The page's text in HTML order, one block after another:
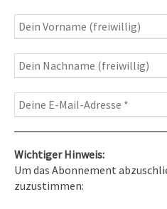
Wichtiger Hinweis:
Um das Abonnement
zuzustimmen:
Fotografie– Fotoblog,
Kontakt